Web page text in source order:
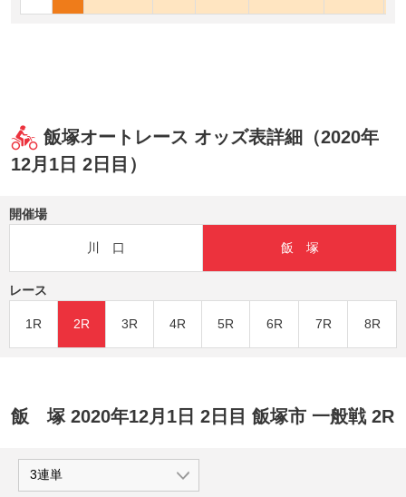
飯塚オートレース オッズ表詳細（2020年
12月1日 2日目）
開催場
川 口 飯 塚
レース
1R 2R 3R 4R 5R 6R 7R 8R
飯 塚 2020年12月1日 2日目 飯塚市 一般戦 2R